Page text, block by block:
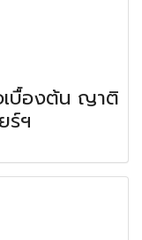
เบื้องต้น ญาติ
ร์ฯ